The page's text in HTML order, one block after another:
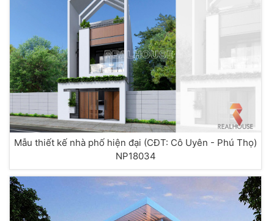
Mẫu thiết kế nhà phố hiện đại (CĐT: Cô Uyên - Phú Thọ)
NP18034